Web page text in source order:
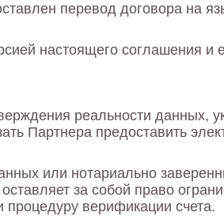
перевод договора на
настоящего соглашения и
реальности данных,
Партнера предоставить
или нотариально
за собой право
верификации счета.